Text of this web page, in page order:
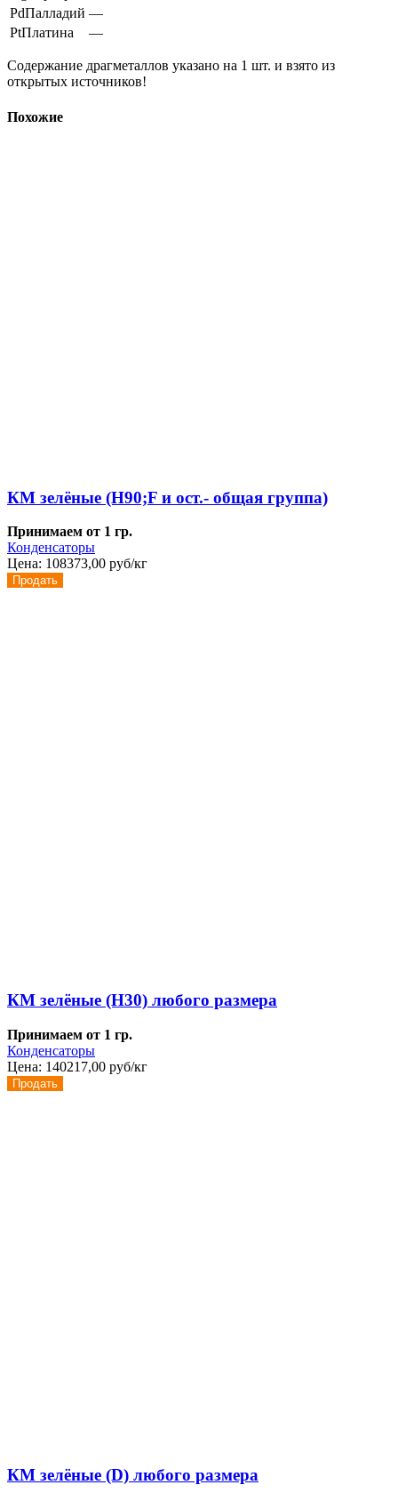
PdПалладий —
PtПлатина —
Содержание драгметаллов указано на 1 шт. и взято из
открытых источников!
Похожие
КМ зелёные (H90;F и ост.- общая группа)
Принимаем от 1 гр.
Конденсаторы
Цена: 108373,00 руб/кг
Продать
КМ зелёные (Н30) любого размера
Принимаем от 1 гр.
Конденсаторы
Цена: 140217,00 руб/кг
Продать
КМ зелёные (D) любого размера